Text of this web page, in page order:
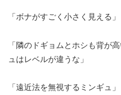
「ボナがすごく小さく見える」
「隣のドギョムとホシも背が
ュはレベルが違うな」
「遠近法を無視するミンギュ」